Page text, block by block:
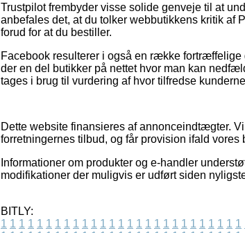
Trustpilot frembyder visse solide genveje til at
anbefales det, at du tolker webbutikkens kritik af
forud for at du bestiller.
Facebook resulterer i også en række
der en del butikker på nettet hvor man kan
tages i brug til vurdering af hvor tilfredse
Dette website finansieres af annonceindtægter.
forretningernes tilbud, og får provision ifald
Informationer om produkter og e-handler
modifikationer der muligvis er udført siden
BITLY:
1 1 1 1 1 1 1 1 1 1 1 1 1 1 1 1 1 1 1 1 1 1 1 1 1 1 1